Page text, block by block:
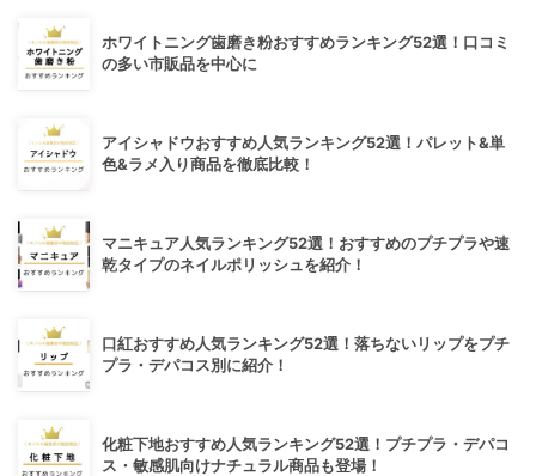
ホワイトニング歯磨き粉おすすめランキング52選！口コミ
の多い市販品を中心に
アイシャドウおすすめ人気ランキング52選！パレット&単
色&ラメ入り商品を徹底比較！
マニキュア人気ランキング52選！おすすめのプチプラや速
乾タイプのネイルポリッシュを紹介！
口紅おすすめ人気ランキング52選！落ちないリップをプチ
プラ・デパコス別に紹介！
化粧下地おすすめ人気ランキング52選！プチプラ・デパコ
ス・敏感肌向けナチュラル商品も登場！